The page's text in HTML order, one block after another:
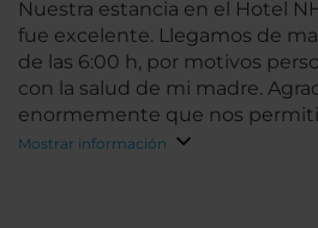
Nuestra estancia en el Hotel
fue excelente. Llegamos de
de las 6:00 h, por motivos
con la salud de mi madre.
enormemente que nos
allá de las 12:00 h, la hora
Mostrar información